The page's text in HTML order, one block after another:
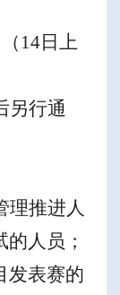
（ 14日上
另行通
理推进人
人员；
发表赛的